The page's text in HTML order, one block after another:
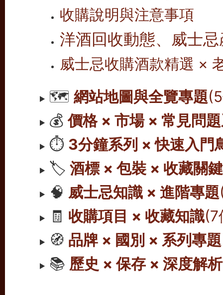
收購說明與注意事項
洋酒回收動態、威士
威士忌收購酒款精選 ×
🗺️網站地圖與全覽專題
💰價格 × 市場 × 常見問
⏱️ 3分鐘系列 × 快速入門
🏷️酒標 × 包裝 × 收藏關鍵
🧠 威士忌知識 × 進階專題
🧾 收購項目 × 收藏知識(7
🧭 品牌 × 國別 × 系列專題
📚 歷史 × 保存 × 深度解析